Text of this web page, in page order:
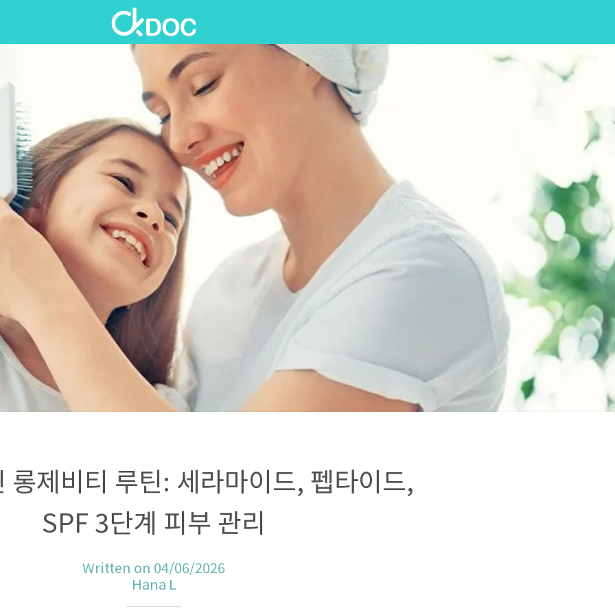
제비티 루틴: 세라마이드, 펩타이드,
SPF 3단계 피부 관리
Written on 04/06/2026
Hana L